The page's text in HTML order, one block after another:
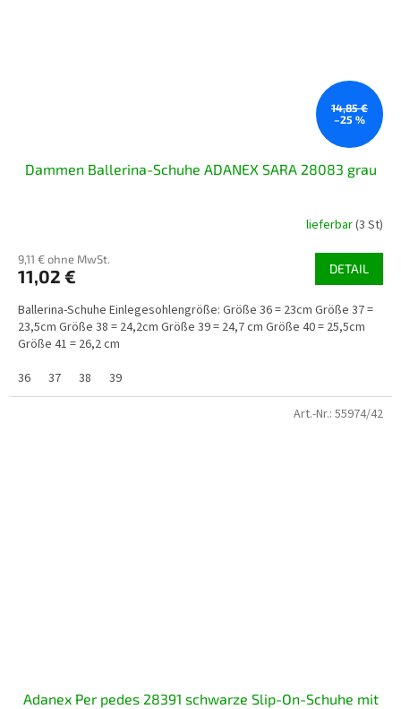
14,85 €
–25 %
Dammen Ballerina-Schuhe ADANEX SARA 28083 grau
lieferbar(3 St)
9,11 € ohne MwSt.
11,02 € DETAIL
Ballerina-Schuhe Einlegesohlengröße: Größe 36 = 23cm Größe 37 =
23,5cm Größe 38 = 24,2cm Größe 39 = 24,7 cm Größe 40 = 25,5cm
Größe 41 = 26,2 cm
36
37 38 39
Adanex Per pedes 28391 schwarze Slip-On-Schuhe mit
Art.-Nr.: 55974/42